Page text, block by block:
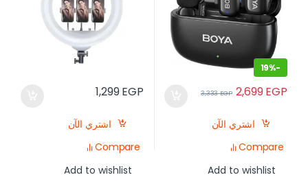
-
19%
2,699EGP
3,333EGP
اشتري الآن
Compare
Add to wishlist
1,299EGP
اشتري الآن
Compare
Add to wishlist